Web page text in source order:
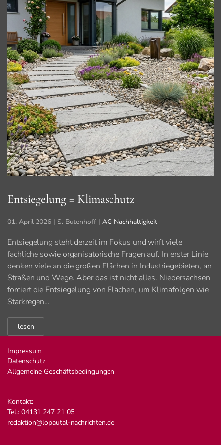
Entsiegelung = Klimaschutz
01. April 2026 | S. Butenhoff | AG Nachhaltigkeit
Entsiegelung steht derzeit im Fokus und wirft viele
fachliche sowie organisatorische Fragen auf. In erster Linie
denken viele an die großen Flächen in Industriegebieten, an
Straßen und Wege. Aber das ist nicht alles. Niedersachsen
forciert die Entsiegelung von Flächen, um Klimafolgen wie
Starkregen…
lesen
Impressum
Datenschutz
Allgemeine Geschäftsbedingungen
Kontakt:
Tel.: 04131 247 21 05
redaktion@lopautal-nachrichten.de